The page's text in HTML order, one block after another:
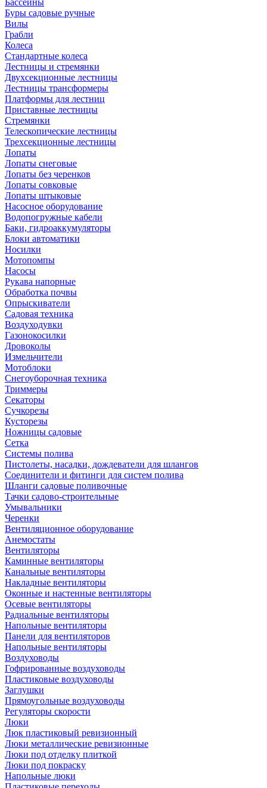
Бассейны
Буры садовые ручные
Вилы
Грабли
Колеса
Стандартные колеса
Лестницы и стремянки
Двухсекционные лестницы
Лестницы трансформеры
Платформы для лестниц
Приставные лестницы
Стремянки
Телескопические лестницы
Трехсекционные лестницы
Лопаты
Лопаты снеговые
Лопаты без черенков
Лопаты совковые
Лопаты штыковые
Насосное оборудование
Водопогружные кабели
Баки, гидроаккумуляторы
Блоки автоматики
Носилки
Мотопомпы
Насосы
Рукава напорные
Обработка почвы
Опрыскиватели
Садовая техника
Воздуходувки
Газонокосилки
Дровоколы
Измельчители
Мотоблоки
Снегоуборочная техника
Триммеры
Секаторы
Сучкорезы
Кусторезы
Ножницы садовые
Сетка
Системы полива
Пистолеты, насадки, дождеватели для шлангов
Соединители и фитинги для систем полива
Шланги садовые поливочные
Тачки садово-строительные
Умывальники
Черенки
Вентиляционное оборудование
Анемостаты
Вентиляторы
Каминные вентиляторы
Канальные вентиляторы
Накладные вентиляторы
Оконные и настенные вентиляторы
Осевые вентиляторы
Радиальные вентиляторы
Напольные вентиляторы
Панели для вентиляторов
Напольные вентиляторы
Воздуховоды
Гофрированные воздуховоды
Пластиковые воздуховоды
Заглушки
Прямоугольные воздуховоды
Регуляторы скорости
Люки
Люк пластиковый ревизионный
Люки металлические ревизионные
Люки под отделку плиткой
Люки под покраску
Напольные люки